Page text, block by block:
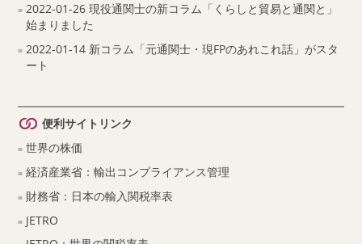
2022-01-26 現役通関士の新コラム「くらしと貿易と通関と」
始まりました
2022-01-14 新コラム「元通関士・現FPのあれこれ話」がスタ
ート
便利サイトリンク
世界の株価
経済産業省：輸出コンプライアンス管理
財務省：日本の輸入関税率表
JETRO